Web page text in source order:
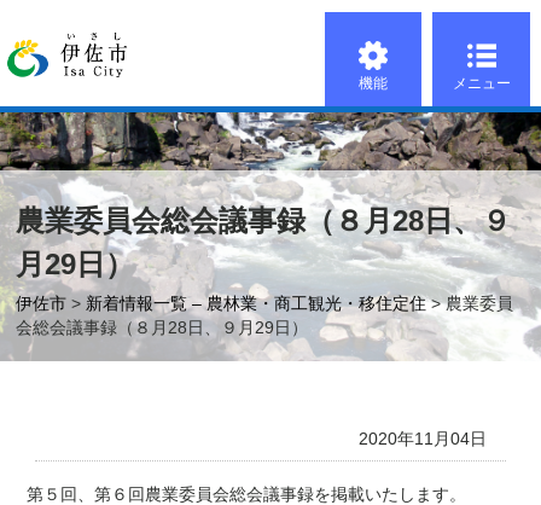
機能 メニュー
農業委員会総会議事録（８月28日、９
月29日）
伊佐市 > 新着情報一覧 – 農林業・商工観光・移住定住> 農業委員
会総会議事録（８月28日、９月29日）
2020年11月04日
第５回、第６回農業委員会総会議事録を掲載いたします。